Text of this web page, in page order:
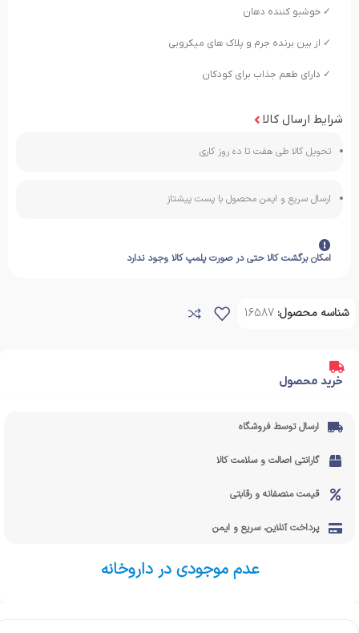
✓ خوشبو کننده دهان
✓ از بین برنده جرم و پلاک های میکروبی
✓ دارای طعم جذاب برای کودکان
شرایط ارسال کالا
تحویل کالا طی هفت تا ده روز کاری
ارسال سریع و ایمن محصول با پست پیشتاز
امکان برگشت کالا حتی در صورت پلمپ کالا وجود ندارد
شناسه محصول: 16587
خرید محصول
ارسال توسط فروشگاه
گارانتی اصالت و سلامت کالا
قیمت منصفانه و رقابتی
پرداخت آنلاین، سریع و ایمن
عدم موجودی در داروخانه